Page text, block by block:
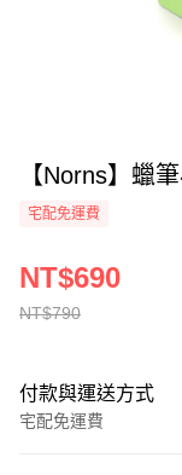
【Norns】蠟
宅配免運費
NT$790
NT$690
付款與運送方式
宅配免運費